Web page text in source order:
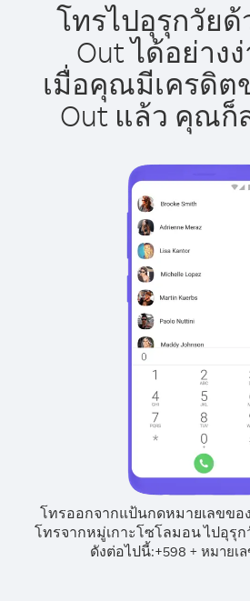
โทรไปอุรุกวัยด้
Out ได้อย่าง
เมื่อคุณมีเครดิต
Out แล้ว คุณก็
โทรออกจากแป้นกดหมายเลขขอ
โทรจากหมู่เกาะโซโลมอน ไปอุรุก
ดังต่อไปนี้:+598 + หมายเ